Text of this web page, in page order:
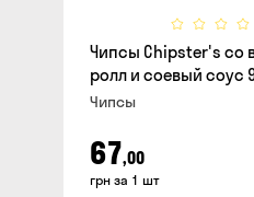
Чипсы Chipster's со
ролл и соевый соус
Чипсы
67,00
грн за 1 шт